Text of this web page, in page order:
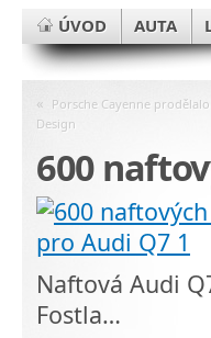
ÚVOD AUTA
« Porsche Cayenne
Design
600
Naftová Audi
Fostla…